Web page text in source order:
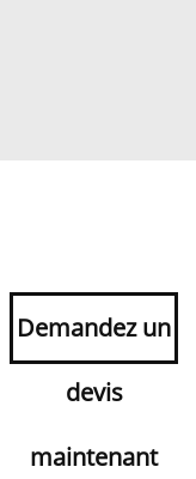
Demandez un
devis
maintenant